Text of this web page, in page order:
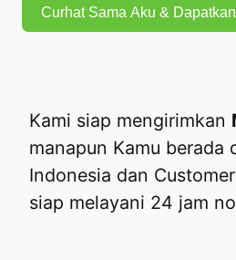
Curhat Sama Aku &
Kami siap mengirimkan
manapun Kamu berada
Indonesia dan
siap melayani 24 jam